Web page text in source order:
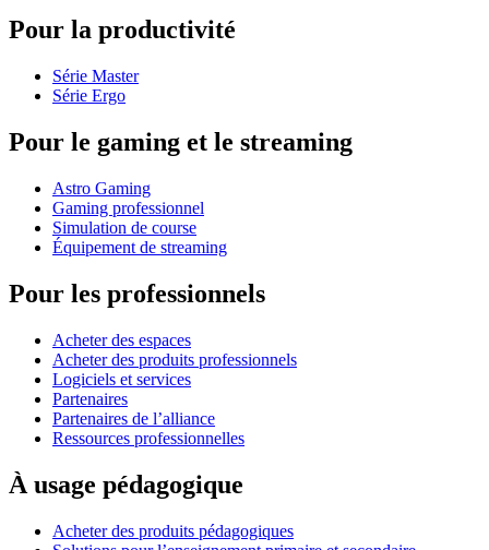
Pour la productivité
Série Master
Série Ergo
Pour le gaming et le streaming
Astro Gaming
Gaming professionnel
Simulation de course
Équipement de streaming
Pour les professionnels
Acheter des espaces
Acheter des produits professionnels
Logiciels et services
Partenaires
Partenaires de l’alliance
Ressources professionnelles
À usage pédagogique
Acheter des produits pédagogiques